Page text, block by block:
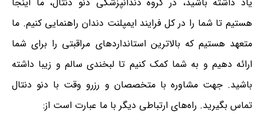
هستیم تا شما را در کل فرایند ایمپلنت دندان راهنمایی کنیم. ما
متعهد هستیم که بالاترین استانداردهای مراقبتی را برای شما
ارائه دهیم و به شما کمک کنیم تا لبخندی سالم و زیبا داشته
باشید. جهت مشاوره با متخصصان و رزرو وقت با دنو دنتال
تماس بگیرید. راه‌های ارتباطی دیگر با ما عبارت است از: